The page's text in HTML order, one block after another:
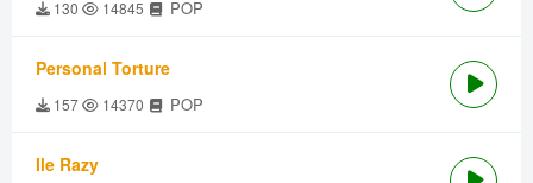
130 14845 POP
Personal Torture
157 14370 POP
Ile Razy